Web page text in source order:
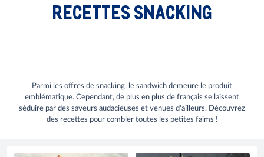
RECETTES SNACKING
Parmi les offres de snacking, le sandwich demeure le produit
emblématique. Cependant, de plus en plus de français se laissent
séduire par des saveurs audacieuses et venues d'ailleurs. Découvrez
des recettes pour combler toutes les petites faims !